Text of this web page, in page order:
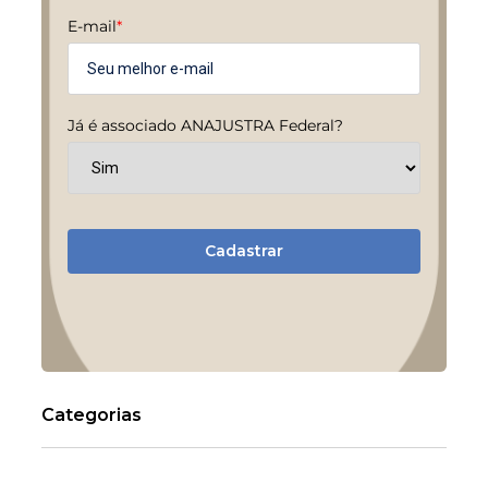
E-mail*
Já é associado ANAJUSTRA Federal?
Cadastrar
Categorias